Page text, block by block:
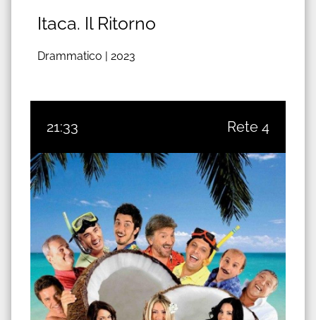
Itaca. Il Ritorno
Drammatico | 2023
21:33 Rete 4